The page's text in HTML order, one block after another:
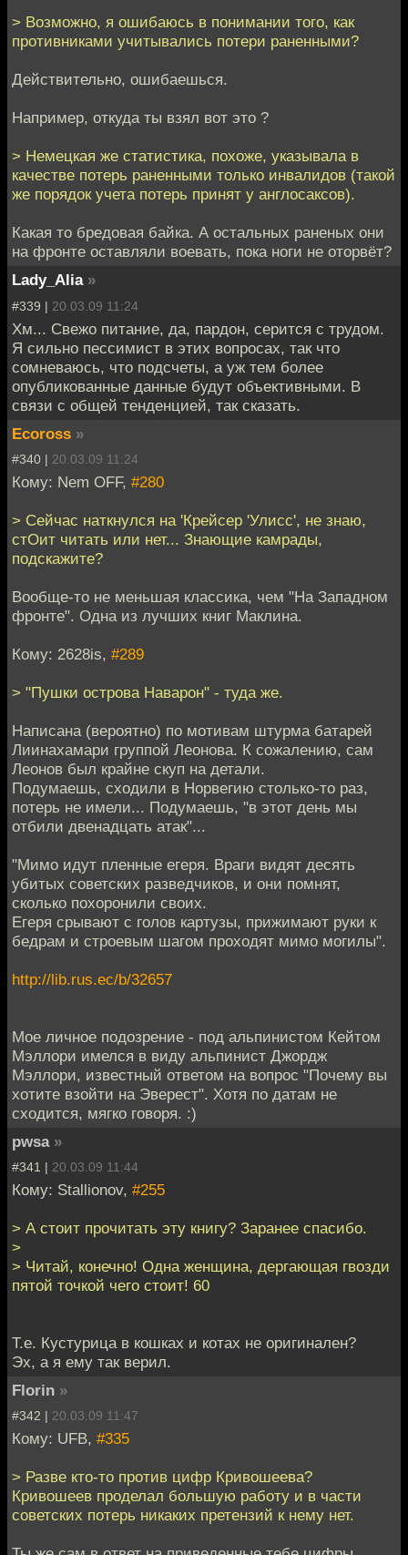
> Возможно, я ошибаюсь в понимании того, как
противниками учитывались потери раненными?
Действительно, ошибаешься.
Например, откуда ты взял вот это ?
> Немецкая же статистика, похоже, указывала в
качестве потерь раненными только инвалидов (такой
же порядок учета потерь принят у англосаксов).
Какая то бредовая байка. А остальных раненых они
на фронте оставляли воевать, пока ноги не оторвёт?
Lady_Alia »
#339 | 20.03.09 11:24
Хм... Свежо питание, да, пардон, серится с трудом.
Я сильно пессимист в этих вопросах, так что
сомневаюсь, что подсчеты, а уж тем более
опубликованные данные будут объективными. В
связи с общей тенденцией, так сказать.
Ecoross »
#340 | 20.03.09 11:24
Кому: Nem OFF, #280
> Сейчас наткнулся на 'Крейсер 'Улисс', не знаю,
стОит читать или нет... Знающие камрады,
подскажите?
Вообще-то не меньшая классика, чем "На Западном
фронте". Одна из лучших книг Маклина.
Кому: 2628is, #289
> "Пушки острова Наварон" - туда же.
Написана (вероятно) по мотивам штурма батарей
Лиинахамари группой Леонова. К сожалению, сам
Леонов был крайне скуп на детали.
Подумаешь, сходили в Норвегию столько-то раз,
потерь не имели... Подумаешь, "в этот день мы
отбили двенадцать атак"...
"Мимо идут пленные егеря. Враги видят десять
убитых советских разведчиков, и они помнят,
сколько похоронили своих.
Егеря срывают с голов картузы, прижимают руки к
бедрам и строевым шагом проходят мимо могилы".
http://lib.rus.ec/b/32657
Мое личное подозрение - под альпинистом Кейтом
Мэллори имелся в виду альпинист Джордж
Мэллори, известный ответом на вопрос "Почему вы
хотите взойти на Эверест". Хотя по датам не
сходится, мягко говоря. :)
pwsa »
#341 | 20.03.09 11:44
Кому: Stallionov, #255
> А стоит прочитать эту книгу? Заранее спасибо.
>
> Читай, конечно! Одна женщина, дергающая гвозди
пятой точкой чего стоит! 60
Т.е. Кустурица в кошках и котах не оригинален?
Эх, а я ему так верил.
Florin »
#342 | 20.03.09 11:47
Кому: UFB, #335
> Разве кто-то против цифр Кривошеева?
Кривошеев проделал большую работу и в части
советских потерь никаких претензий к нему нет.